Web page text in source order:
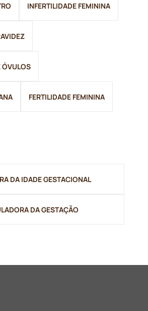
INFERTILIDADE FEMININA
ÓVULOS
FERTILIDADE FEMININA
DA IDADE GESTACIONAL
DA GESTAÇÃO